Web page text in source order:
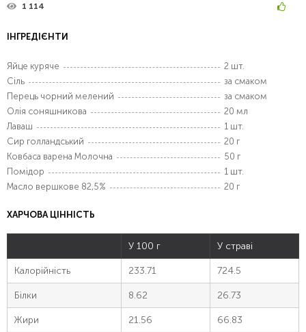
1 114
ІНГРЕДІЄНТИ
Яйце куряче
2 шт.
Сіль
за смаком
Перець чорний мелений
за смаком
Олія соняшникова
20 мл
Лаваш
1 шт.
Сир голландський
20 г
Ковбаса варена Молочна
50 г
Помідор
1 шт.
Масло вершкове 82,5%
20 г
ХАРЧОВА ЦІННІСТЬ
У 100 г У страві
Калорійність 233.71 724.5
Білки 8.62 26.73
Жири 21.56 66.83